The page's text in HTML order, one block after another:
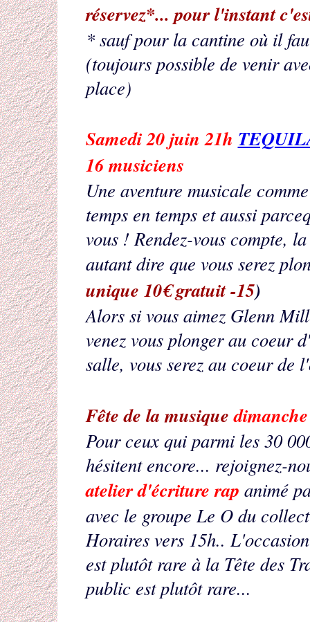
réservez*... pour l'instant
* sauf pour la cantine où il
(toujours possible de venir
place)
Samedi 20 juin 21h
16 musiciens
Une aventure musicale
temps en temps et aussi
vous ! Rendez-vous compte,
autant dire que vous serez
unique 10€ gratuit -15)
Alors si vous aimez Glenn
venez vous plonger au coeur
salle, vous serez au coeur de
Fête de la musique
Pour ceux qui parmi les 30
hésitent encore... rejoignez-
atelier d'écriture rap animé
avec le groupe Le O du
Horaires vers 15h..
est plutôt rare à la Tête des
public est plutôt rare...